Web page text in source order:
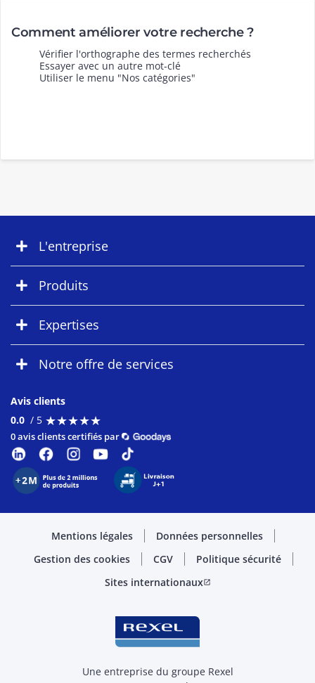
Comment améliorer votre recherche ?
Vérifier l'orthographe des termes recherchés
Essayer avec un autre mot-clé
Utiliser le menu "Nos catégories"
L'entreprise
Produits
Expertises
Notre offre de services
Avis clients
0.0 / 5 ★★★★★
★★★★★
0 avis clients certifiés par
Mentions légales
Données personnelles
Gestion des cookies
CGV
Politique sécurité
Sites internationauxopen_in_new
Une entreprise du groupe Rexel